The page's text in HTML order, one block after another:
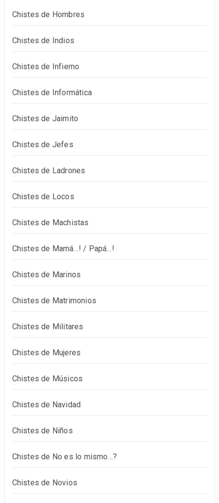
Chistes de Hombres
Chistes de Indios
Chistes de Infierno
Chistes de Informática
Chistes de Jaimito
Chistes de Jefes
Chistes de Ladrones
Chistes de Locos
Chistes de Machistas
Chistes de Mamá…! / Papá…!
Chistes de Marinos
Chistes de Matrimonios
Chistes de Militares
Chistes de Mujeres
Chistes de Músicos
Chistes de Navidad
Chistes de Niños
Chistes de No es lo mismo…?
Chistes de Novios